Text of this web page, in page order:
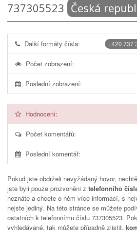
737305523 Česká
+420 737
Další formáty čísla:
Počet zobrazení:
Poslední zobrazení:
Hodnocení:
Počet komentářů:
Poslední komentář:
Pokud jste obdrželi nevyžádaný hovor,
jste byli pouze prozvoněni z telefonního
neznáte a chcete o něm více informací, s
nejste jediný. Na této stránce se můžete
ostatních k telefonnímu číslu 737305523.
vyhledávané, tak můžete případně zjistit,